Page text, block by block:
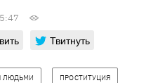
Твитнуть
ЛЮДЬМИ ПРОСТИТУЦИЯ